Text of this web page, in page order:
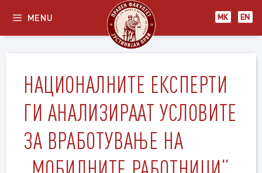
content
МК EN
MENU
НАЦИОНАЛНИТЕ ЕКСПЕРТИ
ГИ АНАЛИЗИРААТ УСЛОВИТЕ
ЗА ВРАБОТУВАЊЕ НА